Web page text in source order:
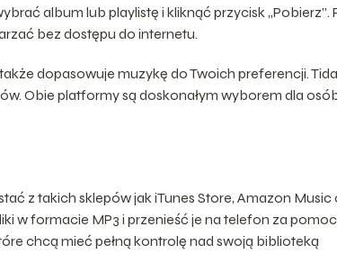
album lub playlistę i kliknąć przycisk „Pobierz”.
bez dostępu do internetu.
dopasowuje muzykę do Twoich preferencji.
Obie platformy są doskonałym wyborem dla
z takich sklepów jak iTunes Store, Amazon Music
w formacie MP3 i przenieść je na telefon za
chcą mieć pełną kontrolę nad swoją biblioteką